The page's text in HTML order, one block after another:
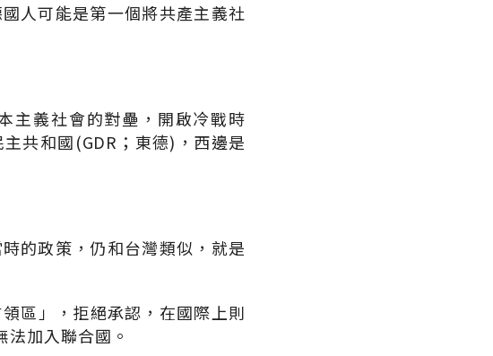
人可能是第一個將共產主義社
主義社會的對壘，開啟冷戰時
共和國(GDR；東德)，西邊是
的政策，仍和台灣類似，就是
區」，拒絕承認，在國際上則
加入聯合國。